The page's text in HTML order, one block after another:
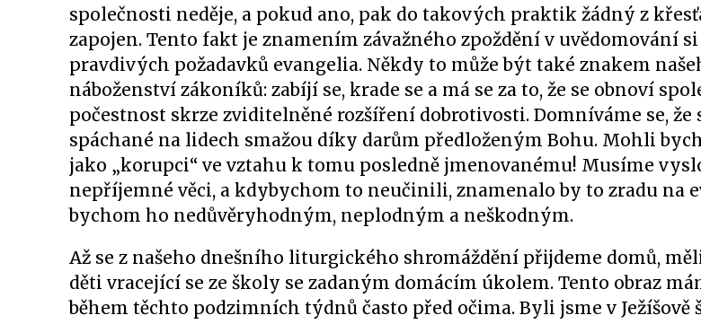
společnosti neděje, a pokud ano, pak do takových praktik žádný z
zapojen. Tento fakt je znamením závažného zpoždění v uvědomování
pravdivých požadavků evangelia. Někdy to může být také znakem
náboženství zákoníků: zabíjí se, krade se a má se za to, že se obnoví
počestnost skrze zviditelněné rozšíření dobrotivosti. Domníváme se, že
spáchané na lidech smažou díky darům předloženým Bohu. Mohli
jako „korupci“ ve vztahu k tomu posledně jmenovanému! Musíme
nepříjemné věci, a kdybychom to neučinili, znamenalo by to zradu na
bychom ho nedůvěryhodným, neplodným a neškodným.
Až se z našeho dnešního liturgického shromáždění přijdeme domů,
děti vracející se ze školy se zadaným domácím úkolem. Tento obraz
během těchto podzimních týdnů často před očima. Byli jsme v Ježíšově